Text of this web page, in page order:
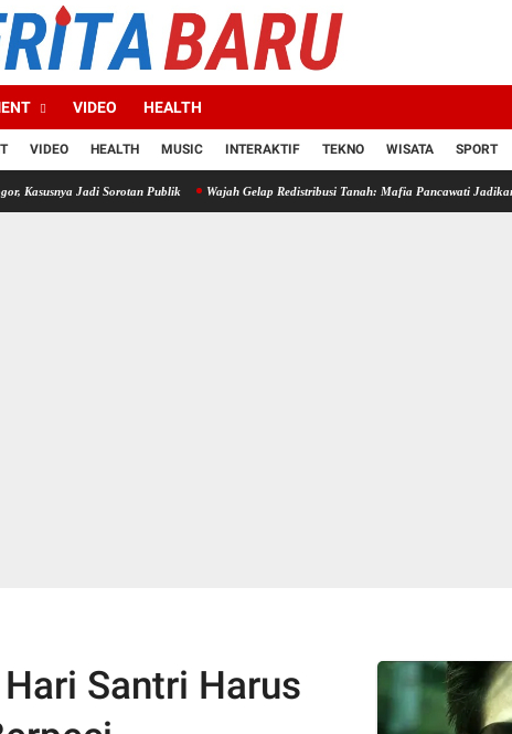
VIDEO HEALTH
VIDEO HEALTH MUSIC INTERAKTIF TEKNO WISATA SPORT
Jadi Sorotan Publik Wajah Gelap Redistribusi Tanah: Mafia Pancawati Jadikan PRONA
Santri Harus